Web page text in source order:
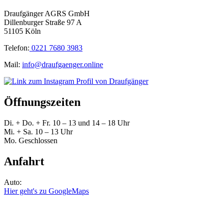
Draufgänger AGRS GmbH
Dillenburger Straße 97 A
51105 Köln
Telefon: 0221 7680 3983
Mail: info@draufgaenger.online
Öffnungszeiten
Di. + Do. + Fr. 10 – 13 und 14 – 18 Uhr
Mi. + Sa. 10 – 13 Uhr
Mo. Geschlossen
Anfahrt
Auto:
Hier geht's zu GoogleMaps